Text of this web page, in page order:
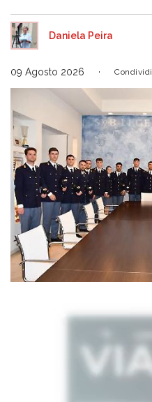
Daniela Peira
09 Agosto 2026 Condividi